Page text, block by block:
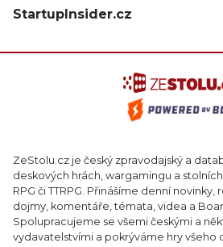
StartupInsider.cz
ZeStolu.cz je český zpravodajský a
deskových hrách, wargamingu a
RPG či TTRPG. Přinášíme denní
dojmy, komentáře, témata, videa a
Spolupracujeme se všemi českými a
vydavatelstvími a pokrýváme hry všeho